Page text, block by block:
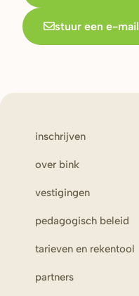
stuur een e-mail
inschrijven
over bink
vestigingen
pedagogisch beleid
tarieven en rekentool
partners